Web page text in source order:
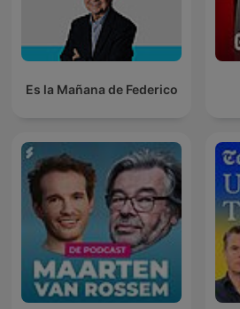
Es la Mañana de Federico